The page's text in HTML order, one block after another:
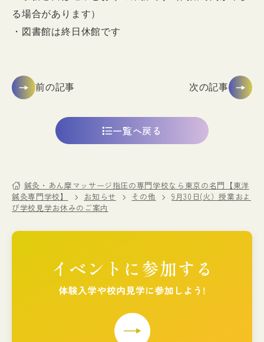
る場合があります）
・図書館は終日休館です
前の記事
一覧へ戻る
次の記事
鍼灸・あん摩マッサージ指圧の専門学校なら東京の名門【東洋
鍼灸専門学校】
お知らせ その他
9月30日(火）授業およ
び学校見学お休みのご案内